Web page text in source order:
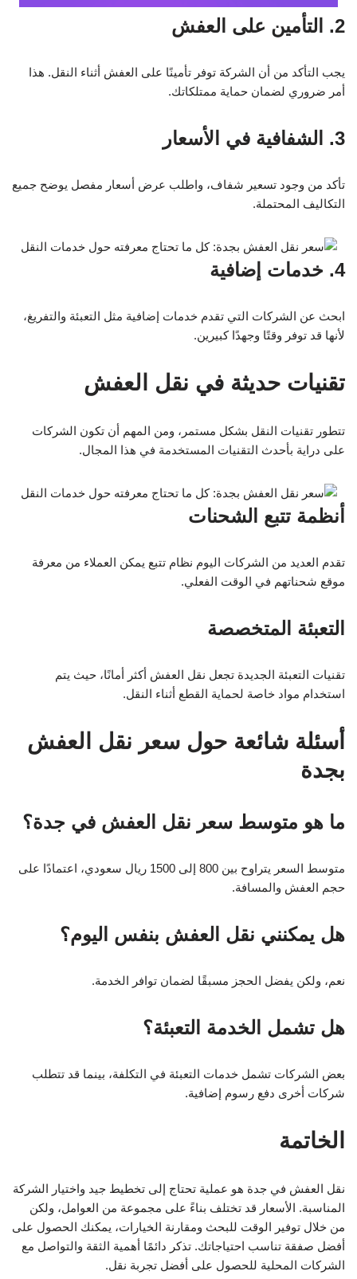
2. التأمين على العفش
يجب التأكد من أن الشركة توفر تأمينًا على العفش أثناء النقل. هذا
أمر ضروري لضمان حماية ممتلكاتك.
3. الشفافية في الأسعار
تأكد من وجود تسعير شفاف، واطلب عرض أسعار مفصل يوضح جميع
التكاليف المحتملة.
4. خدمات إضافية
ابحث عن الشركات التي تقدم خدمات إضافية مثل التعبئة والتفريغ،
لأنها قد توفر وقتًا وجهدًا كبيرين.
تقنيات حديثة في نقل العفش
تتطور تقنيات النقل بشكل مستمر، ومن المهم أن تكون الشركات
على دراية بأحدث التقنيات المستخدمة في هذا المجال.
أنظمة تتبع الشحنات
تقدم العديد من الشركات اليوم نظام تتبع يمكن العملاء من معرفة
موقع شحناتهم في الوقت الفعلي.
التعبئة المتخصصة
تقنيات التعبئة الجديدة تجعل نقل العفش أكثر أمانًا، حيث يتم
استخدام مواد خاصة لحماية القطع أثناء النقل.
أسئلة شائعة حول سعر نقل العفش
بجدة
ما هو متوسط سعر نقل العفش في جدة؟
متوسط السعر يتراوح بين 800 إلى 1500 ريال سعودي، اعتمادًا على
حجم العفش والمسافة.
هل يمكنني نقل العفش بنفس اليوم؟
نعم، ولكن يفضل الحجز مسبقًا لضمان توافر الخدمة.
هل تشمل الخدمة التعبئة؟
بعض الشركات تشمل خدمات التعبئة في التكلفة، بينما قد تتطلب
شركات أخرى دفع رسوم إضافية.
الخاتمة
نقل العفش في جدة هو عملية تحتاج إلى تخطيط جيد واختيار الشركة
المناسبة. الأسعار قد تختلف بناءً على مجموعة من العوامل، ولكن
من خلال توفير الوقت للبحث ومقارنة الخيارات، يمكنك الحصول على
أفضل صفقة تناسب احتياجاتك. تذكر دائمًا أهمية الثقة والتواصل مع
الشركات المحلية للحصول على أفضل تجربة نقل.